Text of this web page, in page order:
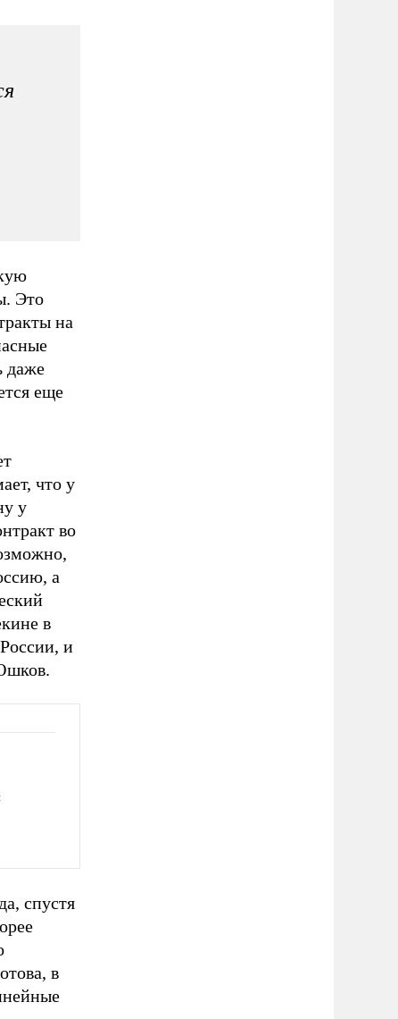
Это
на
даже
еще
что у
у
во
а
в
и
спустя
в